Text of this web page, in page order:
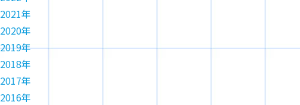
2021年
2020年
2019年
2018年
2017年
2016年